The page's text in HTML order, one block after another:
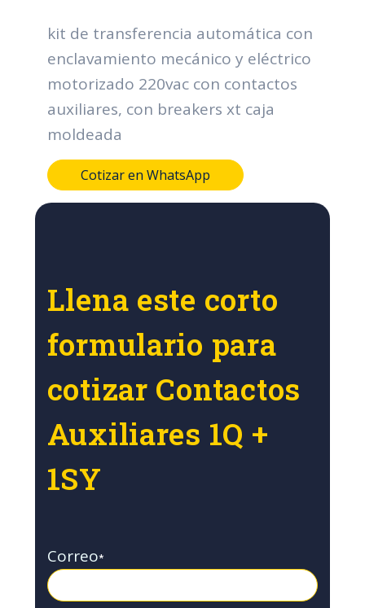
kit de transferencia automática con
enclavamiento mecánico y eléctrico
motorizado 220vac con contactos
auxiliares, con breakers xt caja
moldeada
Cotizar en WhatsApp
Llena este corto
formulario para
cotizar Contactos
Auxiliares 1Q +
1SY
Correo*